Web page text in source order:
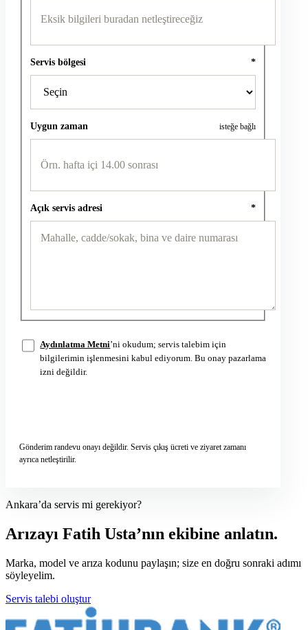
Servis bölgesi *
Uygun zaman isteğe bağlı
Açık servis adresi *
Aydınlatma Metni’ni okudum; servis talebim için
bilgilerimin işlenmesini kabul ediyorum. Bu onay pazarlama
izni değildir.
Gönderim randevu onayı değildir. Servis çıkış ücreti ve ziyaret zamanı
ayrıca netleştirilir.
Ankara’da servis mi gerekiyor?
Arızayı Fatih Usta’nın ekibine anlatın.
Marka, model ve arıza kodunu paylaşın; size en doğru sonraki adımı
söyleyelim.
Servis talebi oluştur